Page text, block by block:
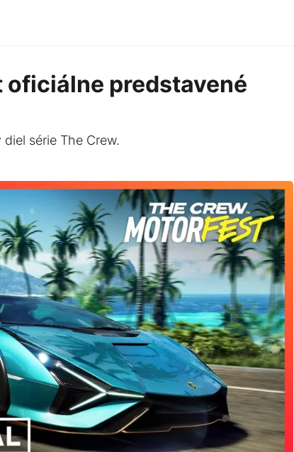
predstavené
série The Crew.